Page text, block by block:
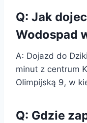
Q: Jak
Wodospad
A: Dojazd do
minut z centrum
Olimpijską 9, w
Q: Gdzie